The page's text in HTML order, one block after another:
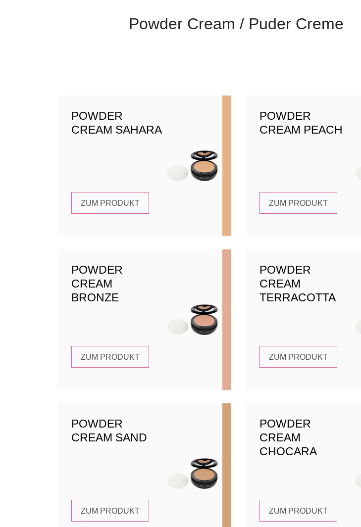
Powder Cream / Puder Creme
POWDER
CREAM SAHARA
ZUM PRODUKT
POWDER
CREAM PEACH
ZUM PRODUKT
POWDER
CREAM
BRONZE
ZUM PRODUKT
POWDER
CREAM
TERRACOTTA
ZUM PRODUKT
POWDER
CREAM SAND
ZUM PRODUKT
POWDER
CREAM
CHOCARA
ZUM PRODUKT